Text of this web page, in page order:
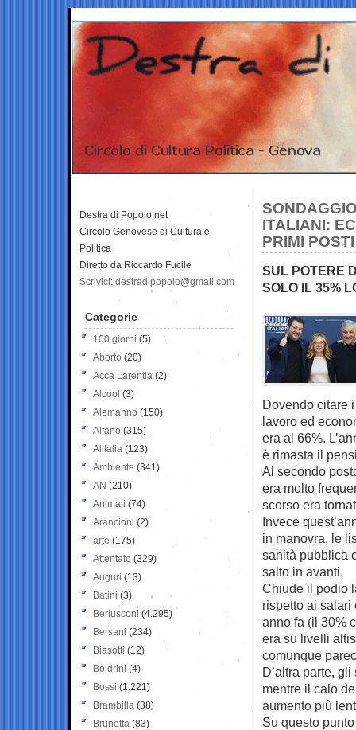
ITALIANI:
PRIMI POSTI
SUL POTERE
SOLO IL 35%
Dovendo citare
lavoro ed
era al 66%.
è rimasta il
Al secondo
era molto
scorso era
Invece
in manovra, le
sanità pubblica
salto in avanti.
Chiude il podio
rispetto ai salari
anno fa (il 30%
era su livelli
comunque
D’altra parte,
mentre il calo
aumento più
Su questo
Destra di Popolo.net
Circolo Genovese di Cultura e
Politica
Diretto da Riccardo Fucile
Scrivici: destradipopolo@gmail.com
Categorie
100 giorni (5)
Aborto (20)
Acca Larentia (2)
Alcool (3)
Alemanno (150)
Alfano (315)
Alitalia (123)
Ambiente (341)
AN (210)
Animali (74)
Arancioni (2)
arte (175)
Attentato (329)
Auguri (13)
Batini (3)
Berlusconi (4.295)
Bersani (234)
Biasotti (12)
Boldrini (4)
Bossi (1.221)
Brambilla (38)
Brunetta (83)